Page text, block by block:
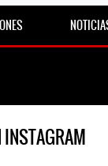
INSTAGRAM